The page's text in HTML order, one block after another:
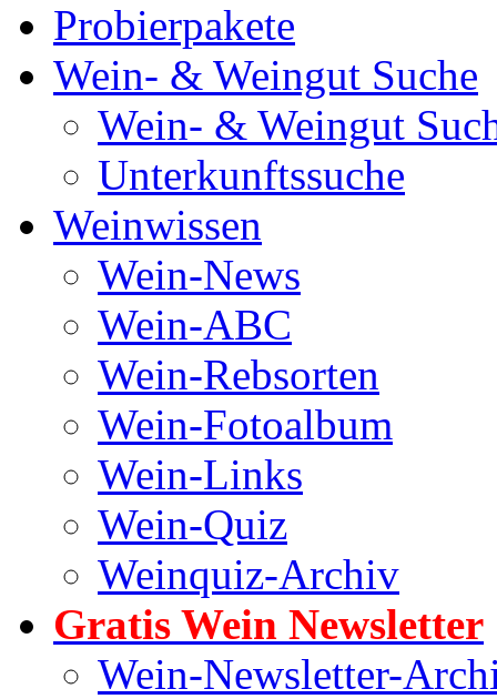
Probierpakete
Wein- & Weingut Suche
Wein- & Weingut
Unterkunftssuche
Weinwissen
Wein-News
Wein-ABC
Wein-Rebsorten
Wein-Fotoalbum
Wein-Links
Wein-Quiz
Weinquiz-Archiv
Gratis Wein Newsletter
Wein-Newsletter-